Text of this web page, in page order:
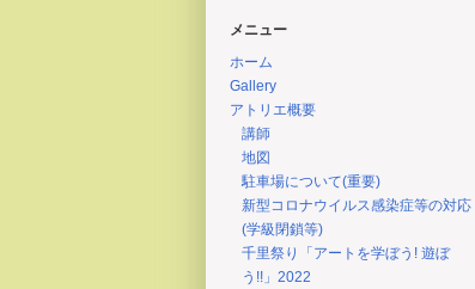
メニュー
ホーム
Gallery
アトリエ概要
講師
地図
駐車場について(重要)
新型コロナウイルス感染症等の対応
(学級閉鎖等)
千里祭り「アートを学ぼう! 遊ぼ
う!!」2022